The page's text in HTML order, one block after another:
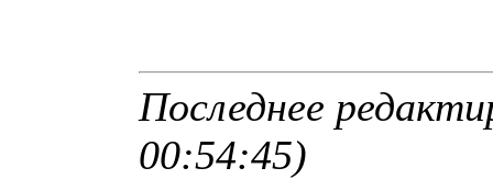
Последнее
00:54:45)